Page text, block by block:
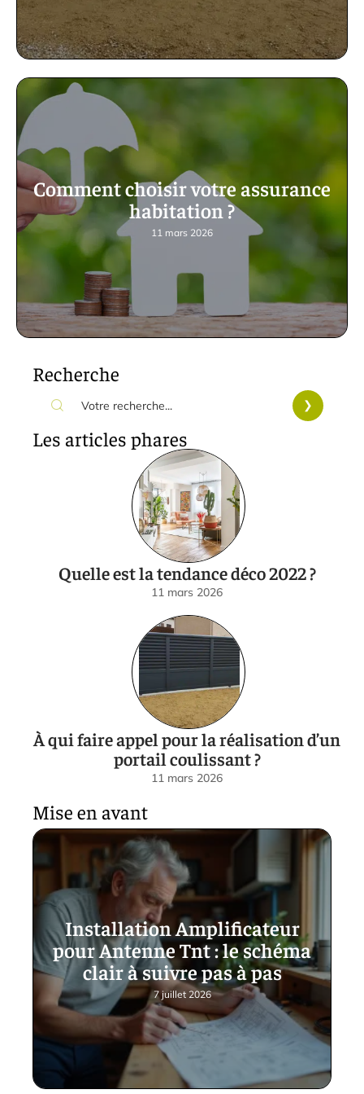
Comment choisir votre assurance
habitation ?
11 mars 2026
Recherche
Les articles phares
Quelle est la tendance déco 2022 ?
11 mars 2026
À qui faire appel pour la réalisation d’un
portail coulissant ?
11 mars 2026
Mise en avant
Installation Amplificateur
pour Antenne Tnt : le schéma
clair à suivre pas à pas
7 juillet 2026